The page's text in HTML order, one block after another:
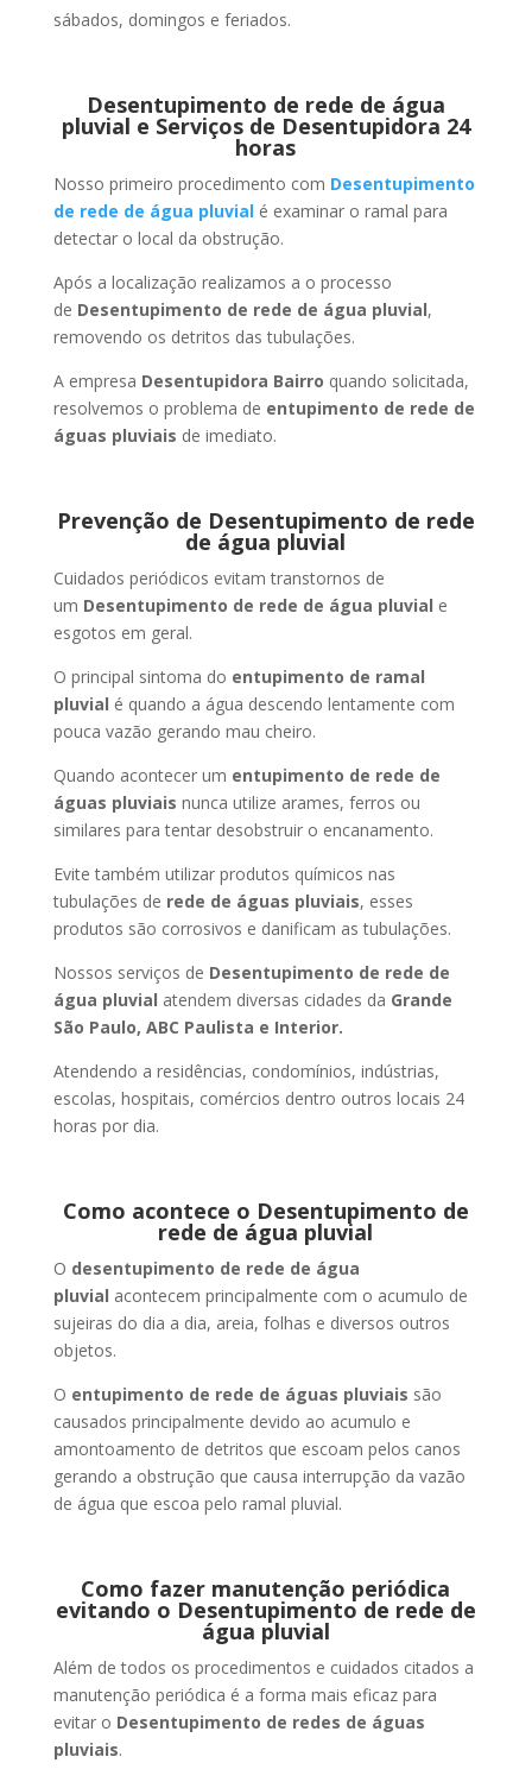
sábados, domingos e feriados.
Desentupimento de rede de água
pluvial e Serviços de Desentupidora 24
horas
Nosso primeiro procedimento com Desentupimento
de rede de água pluvialé examinar o ramal para
detectar o local da obstrução.
Após a localização realizamos a o processo
de Desentupimento de rede de água pluvial,
removendo os detritos das tubulações.
A empresa Desentupidora Bairro quando solicitada,
resolvemos o problema de entupimento de rede de
águas pluviais de imediato.
Prevenção de Desentupimento de rede
de água pluvial
Cuidados periódicos evitam transtornos de
um Desentupimento de rede de água pluvial e
esgotos em geral.
O principal sintoma do entupimento de ramal
pluvial é quando a água descendo lentamente com
pouca vazão gerando mau cheiro.
Quando acontecer um entupimento de rede de
águas pluviais nunca utilize arames, ferros ou
similares para tentar desobstruir o encanamento.
Evite também utilizar produtos químicos nas
tubulações de rede de águas pluviais, esses
produtos são corrosivos e danificam as tubulações.
Nossos serviços de Desentupimento de rede de
água pluvial atendem diversas cidades da Grande
São Paulo, ABC Paulista e Interior.
Atendendo a residências, condomínios, indústrias,
escolas, hospitais, comércios dentro outros locais 24
horas por dia.
Como acontece o Desentupimento de
rede de água pluvial
O desentupimento de rede de água
pluvial acontecem principalmente com o acumulo de
sujeiras do dia a dia, areia, folhas e diversos outros
objetos.
O entupimento de rede de águas pluviais são
causados principalmente devido ao acumulo e
amontoamento de detritos que escoam pelos canos
gerando a obstrução que causa interrupção da vazão
de água que escoa pelo ramal pluvial.
Como fazer manutenção periódica
evitando o Desentupimento de rede de
água pluvial
Além de todos os procedimentos e cuidados citados a
manutenção periódica é a forma mais eficaz para
evitar o Desentupimento de redes de águas
pluviais.